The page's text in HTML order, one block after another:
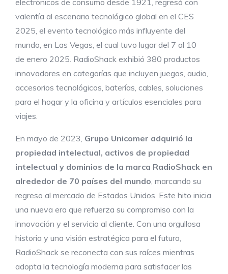
valentía al escenario tecnológico global en el CES
2025, el evento tecnológico más influyente del
mundo, en Las Vegas, el cual tuvo lugar del 7 al 10
de enero 2025. RadioShack exhibió 380 productos
innovadores en categorías que incluyen juegos, audio,
accesorios tecnológicos, baterías, cables, soluciones
para el hogar y la oficina y artículos esenciales para
viajes.
En mayo de 2023, Grupo Unicomer adquirió la
propiedad intelectual, activos de propiedad
intelectual y dominios de la marca RadioShack en
alrededor de 70 países del mundo , marcando su
regreso al mercado de Estados Unidos. Este hito inicia
una nueva era que refuerza su compromiso con la
innovación y el servicio al cliente. Con una orgullosa
historia y una visión estratégica para el futuro,
RadioShack se reconecta con sus raíces mientras
adopta la tecnología moderna para satisfacer las